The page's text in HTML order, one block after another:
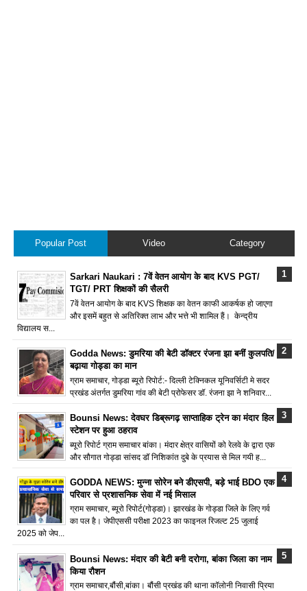
Popular Post Video Category
Sarkari Naukari : 7वें वेतन आयोग के बाद KVS PGT/
TGT/ PRT शिक्षकों की सैलरी
7वें वेतन आयोग के बाद KVS शिक्षक का वेतन काफी आकर्षक हो जाएगा
और इसमें बहुत से अतिरिक्त लाभ और भत्ते भी शामिल हैं। केन्द्रीय
विद्यालय स...
Godda News: डुमरिया की बेटी डॉक्टर रंजना झा बनीं कुलपति/
बढ़ाया गोड्डा का मान
ग्राम समाचार, गोड्डा ब्यूरो रिपोर्ट:- दिल्ली टेक्निकल यूनिवर्सिटी मे सदर
प्रखंड अंतर्गत डुमरिया गांव की बेटी प्रोफेसर डॉ. रंजना झा ने शनिवार...
Bounsi News: देवघर डिब्रूगढ़ साप्ताहिक ट्रेन का मंदार हिल
स्टेशन पर हुआ ठहराव
ब्यूरो रिपोर्ट ग्राम समाचार बांका। मंदार क्षेत्र वासियों को रेलवे के द्वारा एक
और सौगात गोड्डा सांसद डॉ निशिकांत दुबे के प्रयास से मिल गयी ह...
GODDA NEWS: मुन्ना सोरेन बने डीएसपी, बड़े भाई BDO एक
परिवार से प्रशासनिक सेवा में नई मिसाल
ग्राम समाचार, ब्यूरो रिपोर्ट(गोड्डा)। झारखंड के गोड्डा जिले के लिए गर्व
का पल है। जेपीएससी परीक्षा 2023 का फाइनल रिजल्ट 25 जुलाई
2025 को जेप...
Bounsi News: मंदार की बेटी बनी दरोगा, बांका जिला का नाम
किया रौशन
ग्राम समाचार,बौंसी,बांका। बौंसी प्रखंड की थाना कॉलोनी निवासी प्रिया